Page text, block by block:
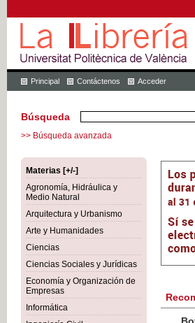
Principal Contáctenos Acceder
Búsqueda
>> Búsqueda avanzada
Materias [+/-]
Agronomía, Hidráulica y
Medio Natural
Arquitectura y Urbanismo
Arte y Humanidades
Ciencias
Ciencias Sociales y Jurídicas
Economía y Organización de
Empresas
Informática